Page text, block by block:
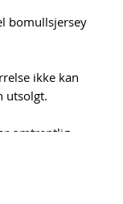
bomullsjersey
ikke kan
utsolgt.
omtrentlig